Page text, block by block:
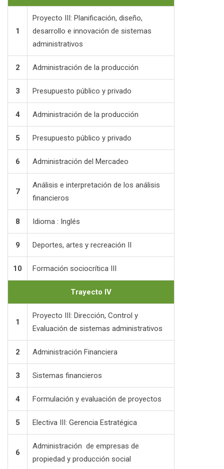
1
Proyecto III: Planificación, diseño,
desarrollo e innovación de sistemas
administrativos
2 Administración de la producción
3 Presupuesto público y privado
4 Administración de la producción
5 Presupuesto público y privado
6 Administración del Mercadeo
7
Análisis e interpretación de los análisis
financieros
8 Idioma : Inglés
9 Deportes, artes y recreación II
10 Formación sociocrítica III
Trayecto IV
1
Proyecto III: Dirección, Control y
Evaluación de sistemas administrativos
2 Administración Financiera
3 Sistemas financieros
4 Formulación y evaluación de proyectos
5 Electiva III: Gerencia Estratégica
6
Administración de empresas de
propiedad y producción social